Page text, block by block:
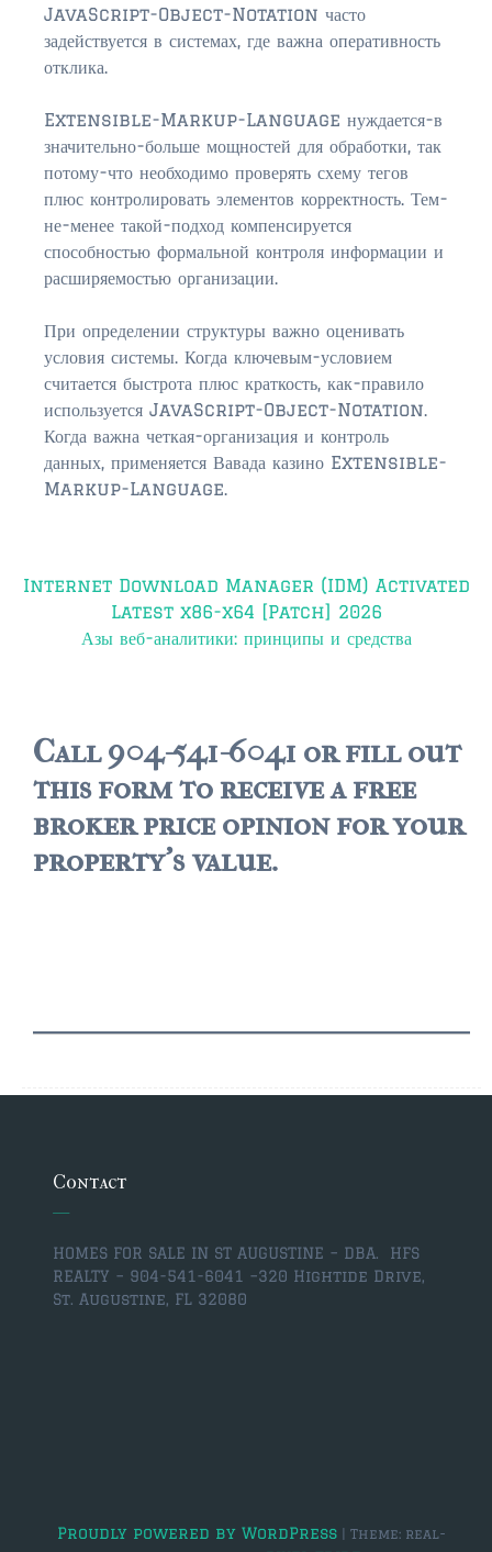
JavaScript-Object-Notation часто
задействуется в системах, где важна оперативность
отклика.
Extensible-Markup-Language нуждается-в
значительно-больше мощностей для обработки, так
потому-что необходимо проверять схему тегов
плюс контролировать элементов корректность. Тем-
не-менее такой-подход компенсируется
способностью формальной контроля информации и
расширяемостью организации.
При определении структуры важно оценивать
условия системы. Когда ключевым-условием
считается быстрота плюс краткость, как-правило
используется JavaScript-Object-Notation.
Когда важна четкая-организация и контроль
данных, применяется Вавада казино Extensible-
Markup-Language.
Post
navigation
Internet Download Manager (IDM) Activated
Latest x86-x64 [Patch] 2026
Азы веб-аналитики: принципы и средства
Call 904-541-6041 or fill out
this form to receive a free
broker price opinion for your
property's value.
Contact
HOMES FOR SALE IN ST AUGUSTINE – DBA. HFS
REALTY – 904-541-6041 –320 Hightide Drive,
St. Augustine, FL 32080
Proudly powered by WordPress
Theme: real-